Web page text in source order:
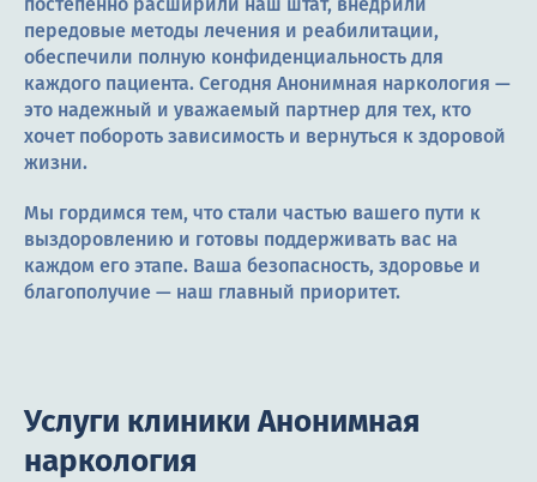
передовые методы лечения и реабилитации,
обеспечили полную конфиденциальность для
каждого пациента. Сегодня Анонимная наркология —
это надежный и уважаемый партнер для тех, кто
хочет побороть зависимость и вернуться к здоровой
жизни.
Мы гордимся тем, что стали частью вашего пути к
выздоровлению и готовы поддерживать вас на
каждом его этапе. Ваша безопасность, здоровье и
благополучие — наш главный приоритет.
Услуги клиники Анонимная
наркология